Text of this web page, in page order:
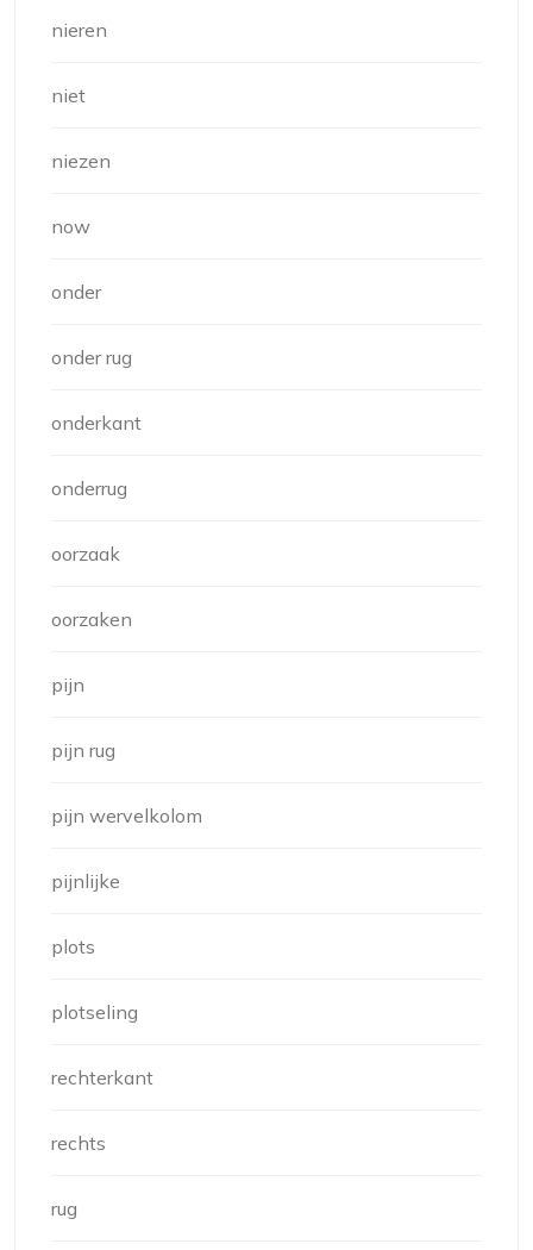
nieren
niet
niezen
now
onder
onder rug
onderkant
onderrug
oorzaak
oorzaken
pijn
pijn rug
pijn wervelkolom
pijnlijke
plots
plotseling
rechterkant
rechts
rug